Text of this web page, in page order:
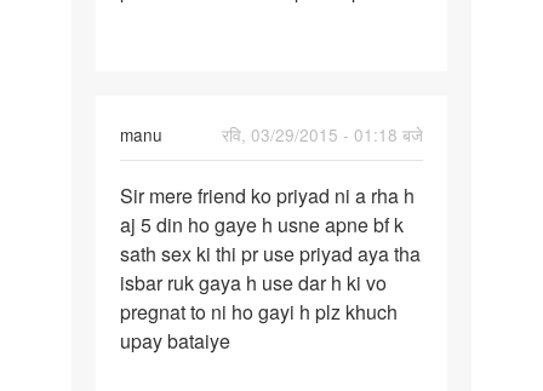
manu
रवि, 03/29/2015 - 01:18 बजे
Sir
mere
friend
ko
priyad
ni
Sir mere friend ko priyad ni a rha h
aj 5 din ho gaye h usne apne bf k
sath sex ki thi pr use priyad aya tha
isbar ruk gaya h use dar h ki vo
pregnat to ni ho gayi h plz khuch
upay bataiye